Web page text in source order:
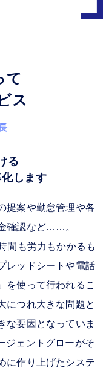
て
ス
る
します
提案や勤怠管理や各
確認など……。
間も労力もかかるも
レッドシートや電話
を使って行われるこ
につれ大きな問題と
な要因となっていま
ジェントグローがそ
に作り上げたシステ